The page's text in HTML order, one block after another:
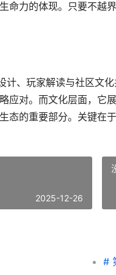
命力的体现。只要不越
计、玩家解读与社区文
应对。而文化层面，它
态的重要部分。关键在
2025-12-26
#